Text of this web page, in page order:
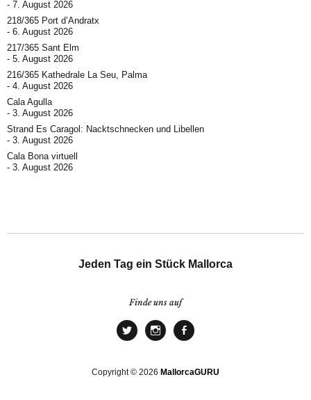
7. August 2026
218/365 Port d’Andratx
6. August 2026
217/365 Sant Elm
5. August 2026
216/365 Kathedrale La Seu, Palma
4. August 2026
Cala Agulla
3. August 2026
Strand Es Caragol: Nacktschnecken und Libellen
3. August 2026
Cala Bona virtuell
3. August 2026
Jeden Tag ein Stück Mallorca
Finde uns auf
Copyright © 2026 MallorcaGURU